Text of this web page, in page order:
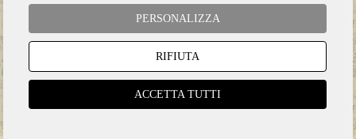
Genere:Ristampa
Etichetta:SING
Supporto:CD
€19.50
PERSONALIZZA
RIFIUTA
ACCETTA TUTTI